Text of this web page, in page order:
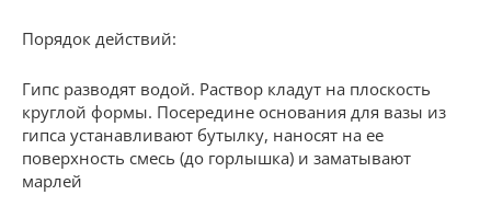
Порядок действий:
Гипс разводят водой. Раствор кладут на плоскость
круглой формы. Посередине основания для вазы из
гипса устанавливают бутылку, наносят на ее
поверхность смесь (до горлышка) и заматывают
марлей